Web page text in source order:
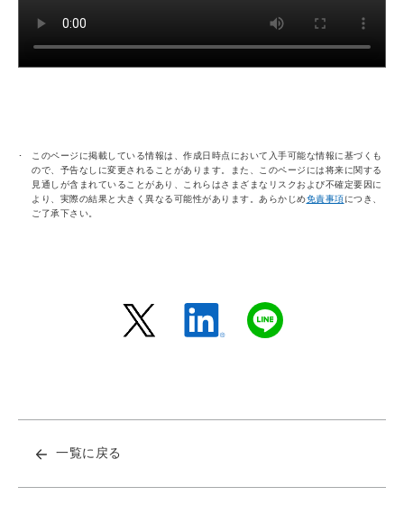
このページに掲載している情報は、作成日時点において入手可能な情報に基づくも
ので、予告なしに変更されることがあります。また、このページには将来に関する
見通しが含まれていることがあり、これらはさまざまなリスクおよび不確定要因に
より、実際の結果と大きく異なる可能性があります。あらかじめ免責事項につき、
ご了承下さい。
一覧に戻る